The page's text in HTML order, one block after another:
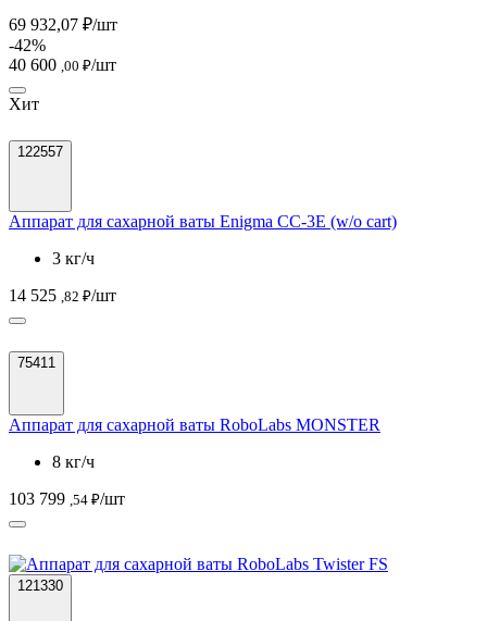
69 932,07 ₽/шт
-42%
40 600 ,00 ₽/шт
Хит
122557
Аппарат для сахарной ваты Enigma CC-3E (w/o cart)
3 кг/ч
14 525 ,82 ₽/шт
75411
Аппарат для сахарной ваты RoboLabs MONSTER
8 кг/ч
103 799 ,54 ₽/шт
121330